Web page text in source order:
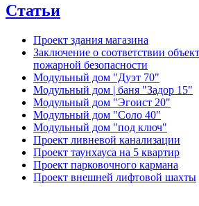
Статьи
Проект здания магазина
Заключение о соответствии
пожарной безопасности
Модульный дом "Дуэт 70"
Модульный дом | баня "Задор 15"
Модульный дом "Эгоист 20"
Модульный дом "Соло 40"
Модульный дом "под ключ"
Проект ливневой канализации
Проект таунхауса на 5 квартир
Проект парковочного кармана
Проект внешней лифтовой шахты